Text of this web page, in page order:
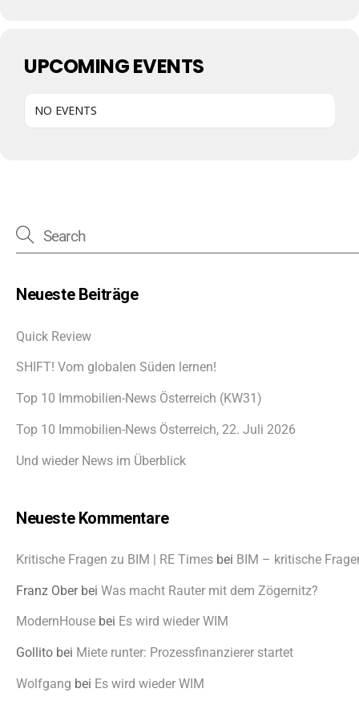
UPCOMING EVENTS
NO EVENTS
Neueste Beiträge
Quick Review
SHIFT! Vom globalen Süden lernen!
Top 10 Immobilien-News Österreich (KW31)
Top 10 Immobilien-News Österreich, 22. Juli 2026
Und wieder News im Überblick
Neueste Kommentare
Kritische Fragen zu BIM | RE Times bei BIM – kritische
Franz Oberbei Was macht Rauter mit dem Zögernitz?
ModernHouse bei Es wird wieder WIM
Gollito bei Miete runter: Prozessfinanzierer startet
Wolfgang bei Es wird wieder WIM